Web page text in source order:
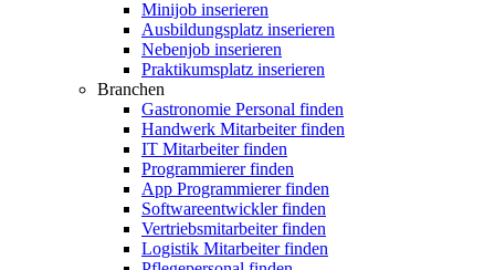
Minijob inserieren
Ausbildungsplatz inserieren
Nebenjob inserieren
Praktikumsplatz inserieren
Branchen
Gastronomie Personal finden
Handwerk Mitarbeiter finden
IT Mitarbeiter finden
Programmierer finden
App Programmierer finden
Softwareentwickler finden
Vertriebsmitarbeiter finden
Logistik Mitarbeiter finden